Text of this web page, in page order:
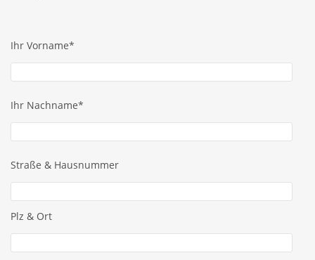
Ihr Vorname*
Ihr Nachname*
Straße & Hausnummer
Plz & Ort